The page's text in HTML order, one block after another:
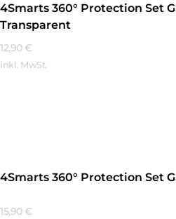
4Smarts 360° Protection Set
Transparent
12,90 €
inkl. MwSt.
4Smarts 360° Protection Set
15,90 €